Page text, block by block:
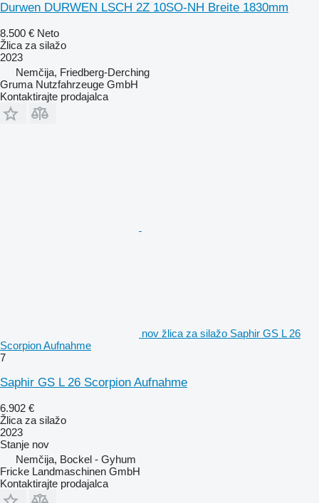
Durwen DURWEN LSCH 2Z 10SO-NH Breite 1830mm
8.500 € Neto
Žlica za silažo
2023
Nemčija, Friedberg-Derching
Gruma Nutzfahrzeuge GmbH
Kontaktirajte prodajalca
nov žlica za silažo Saphir GS L 26
Scorpion Aufnahme
7
Saphir GS L 26 Scorpion Aufnahme
6.902 €
Žlica za silažo
2023
Stanje nov
Nemčija, Bockel - Gyhum
Fricke Landmaschinen GmbH
Kontaktirajte prodajalca